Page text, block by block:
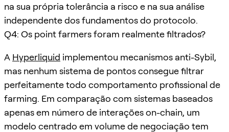
na sua própria tolerância a risco e na sua análise
independente dos fundamentos do protocolo.
Q4: Os point farmers foram realmente filtrados?
A Hyperliquid implementou mecanismos anti-Sybil,
mas nenhum sistema de pontos consegue filtrar
perfeitamente todo comportamento profissional de
farming. Em comparação com sistemas baseados
apenas em número de interações on-chain, um
modelo centrado em volume de negociação tem